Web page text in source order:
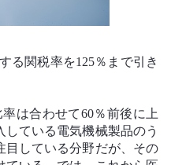
る関税率を125％まで引き
は合わせて60％前後に上
ている電気機械製品のう
目している分野だが、その